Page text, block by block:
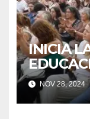
INICIA
NOV 28, 2024